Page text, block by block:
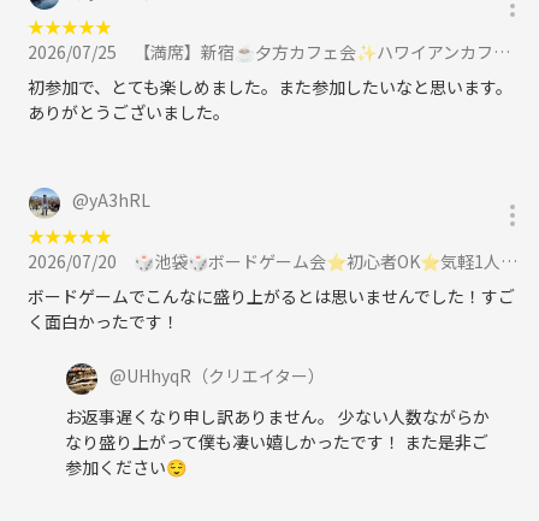
2️⃣ 3minマッチ！オンライン交流会用の事前ヒアリングフォーム に回答
⭐️
（SMSなどで送ります）
⭐️ 皆さまのご参加、お待ちしています⭐️
【主催】トリノワ交流会
★★★★★
2026/07/25
【満席】新宿☕夕方カフェ会✨ハワイアンカフェ💁‍♀️女性主催⭐女性参加も歓迎🌟に参加
初参加で、とても楽しめました。また参加したいなと思います。
ありがとうございました。
@yA3hRL
★★★★★
2026/07/20
🎲池袋🎲ボードゲーム会⭐初心者OK⭐気軽1人参加OK⭐インストできる方実質無料✨社会人サークル主催に参加
ボードゲームでこんなに盛り上がるとは思いませんでした！すご
く面白かったです！
@UHhyqR （クリエイター）
お返事遅くなり申し訳ありません。 少ない人数ながらか
なり盛り上がって僕も凄い嬉しかったです！ また是非ご
参加ください😌